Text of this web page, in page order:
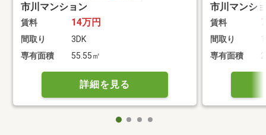
市川マンション
賃料 14万円
間取り
3DK
専有面積
55.55㎡
詳細を見る
市川マンシ
賃料
間取り
専有面積